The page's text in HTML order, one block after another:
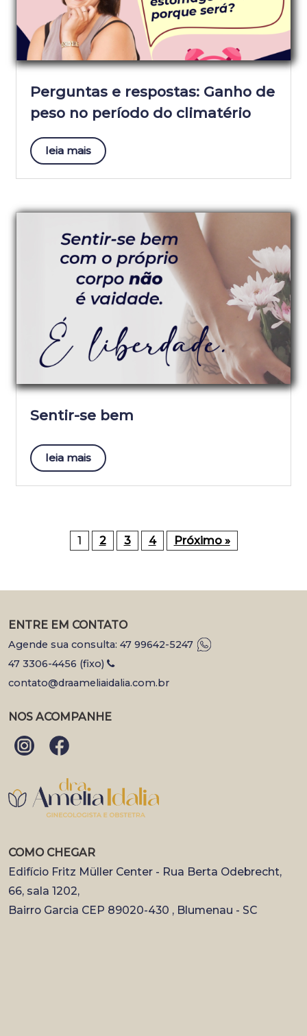
Perguntas e respostas: Ganho de
peso no período do climatério
leia mais
Sentir-se bem
leia mais
1 2 3 4 Próximo »
ENTRE EM CONTATO
Agende sua consulta: 47 99642-5247
47 3306-4456 (fixo)
contato@draameliaidalia.com.br
NOS ACOMPANHE
COMO CHEGAR
Edifício Fritz Müller Center - Rua Berta Odebrecht,
66, sala 1202,
Bairro Garcia CEP 89020-430 , Blumenau - SC